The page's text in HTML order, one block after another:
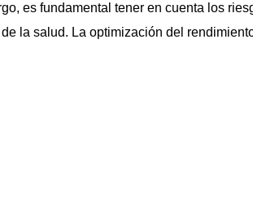
es fundamental tener en cuenta los
la salud. La optimización del